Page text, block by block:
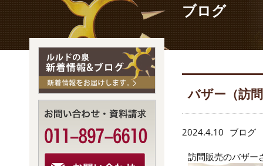
ブログ
バザー（訪
2024.4.10 ブログ
訪問販売のバザー